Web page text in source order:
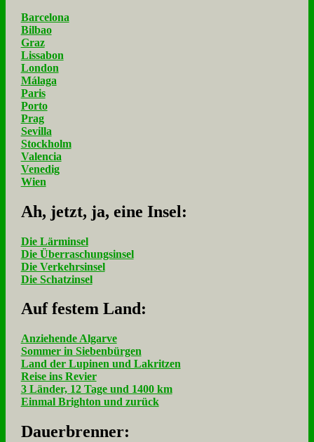
Barcelona
Bilbao
Graz
Lissabon
London
Málaga
Paris
Porto
Prag
Sevilla
Stockholm
Valencia
Venedig
Wien
Ah, jetzt, ja, ei­ne In­sel:
Die Lärminsel
Die Überraschungsinsel
Die Verkehrsinsel
Die Schatzinsel
Auf fe­stem Land:
Anziehende Algarve
Sommer in Siebenbürgen
Land der Lupinen und Lakritzen
Reise ins Revier
3 Länder, 12 Tage und 1400 km
Einmal Brighton und zurück
Dau­er­bren­ner: